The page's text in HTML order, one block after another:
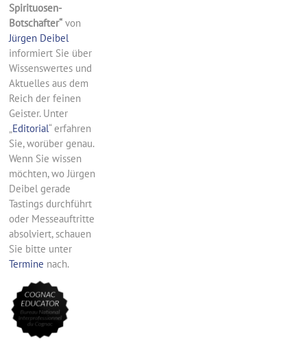
Spirituosen-
Botschafter“ von
Jürgen Deibel
informiert Sie über
Wissenswertes und
Aktuelles aus dem
Reich der feinen
Geister. Unter
„Editorial“ erfahren
Sie, worüber genau.
Wenn Sie wissen
möchten, wo Jürgen
Deibel gerade
Tastings durchführt
oder Messeauftritte
absolviert, schauen
Sie bitte unter
Termine nach.